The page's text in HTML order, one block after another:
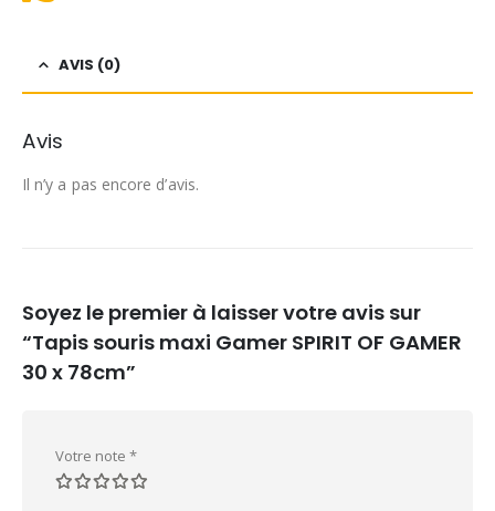
AVIS (0)
Avis
Il n’y a pas encore d’avis.
Soyez le premier à laisser votre avis sur
“Tapis souris maxi Gamer SPIRIT OF GAMER
30 x 78cm”
Votre note *